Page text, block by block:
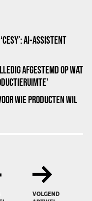
AI-ASSISTENT
AFGESTEMD OP WAT
WIE PRODUCTEN WIL
VOLGEND